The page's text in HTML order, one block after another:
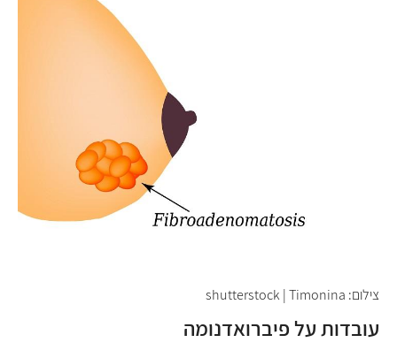
צילום: shutterstock | Timonina​​​​​​​
עובדות על פיברואדנומה